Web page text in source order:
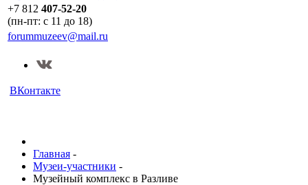
+7 812 407-52-20
(пн-пт: с 11 до 18)
forummuzeev@mail.ru
ВКонтакте
Главная -
Музеи-участники -
Музейный комплекс в Разливе